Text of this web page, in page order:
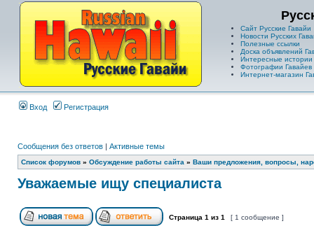
Сайт Русские Гавайи
Новости Русских
Полезные ссылки
Доска объявлений
Интересные истории
Фотографии Гавайев
Интернет-магазин
Вход Регистрация
Сообщения без ответов | Активные темы
Список форумов » Обсуждение работы сайта » Ваши предложения, вопросы,
Уважаемые ищу специалиста
Страница 1 из 1 [ 1 сообщение ]